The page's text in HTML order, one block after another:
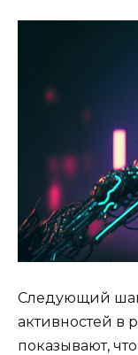
Следующий
активностей в
показывают,